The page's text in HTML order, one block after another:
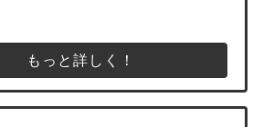
もっと詳しく！